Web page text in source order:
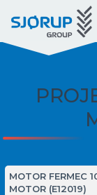
MOTOR FERMEC
MOTOR (E12019)